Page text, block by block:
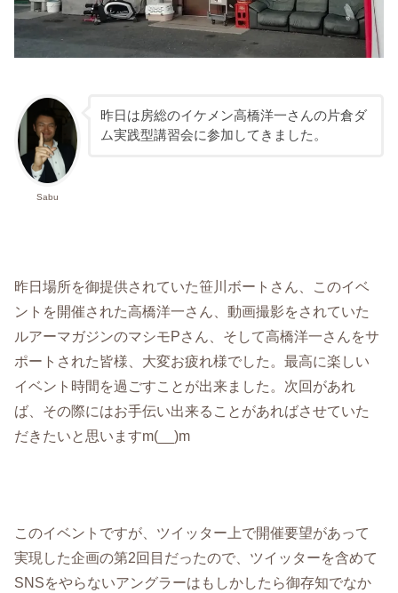
Sabu
昨日は房総のイケメン高橋洋一さんの片倉ダ
ム実践型講習会に参加してきました。
昨日場所を御提供されていた笹川ボートさん、このイベ
ントを開催された高橋洋一さん、動画撮影をされていた
ルアーマガジンのマシモPさん、そして高橋洋一さんをサ
ポートされた皆様、大変お疲れ様でした。最高に楽しい
イベント時間を過ごすことが出来ました。次回があれ
ば、その際にはお手伝い出来ることがあればさせていた
だきたいと思いますm(__)m
このイベントですが、ツイッター上で開催要望があって
実現した企画の第2回目だったので、ツイッターを含めて
SNSをやらないアングラーはもしかしたら御存知でなか